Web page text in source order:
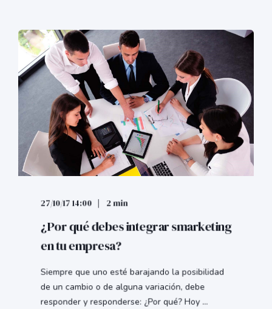
27/10/17 14:00 2 min
¿Por qué debes integrar smarketing
en tu empresa?
Siempre que uno esté barajando la posibilidad
de un cambio o de alguna variación, debe
responder y responderse: ¿Por qué? Hoy ...